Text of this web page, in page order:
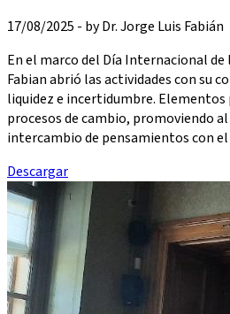
17/08/2025 - by Dr. Jorge Luis Fabián
En el marco del Día Internacional de
Fabian abrió las actividades con su
liquidez e incertidumbre.
procesos de cambio, promoviendo
intercambio de pensamientos con
Descargar